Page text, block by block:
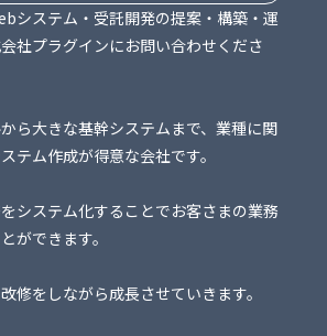
システム・受託開発の提案・構築・運
社プラグインにお問い合わせくださ
ら大きな基幹システムまで、業種に関
テム作成が得意な会社です。
システム化することでお客さまの業務
ができます。
修をしながら成長させていきます。